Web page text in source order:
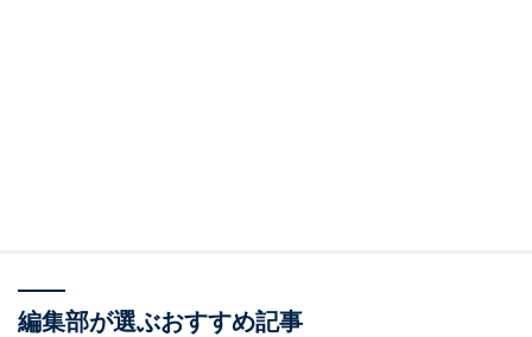
屋巡りとスポーツ観戦が生きがい。
編集部が選ぶおすすめ記事